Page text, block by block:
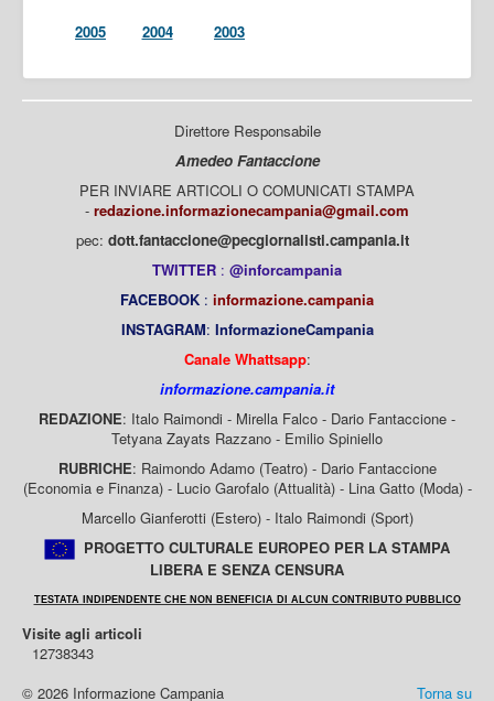
2005 2004 2003
Direttore Responsabile
Amedeo Fantaccione
PER INVIARE ARTICOLI O COMUNICATI STAMPA
- redazione.informazionecampania@gmail.com
pec: dott.fantaccione@pecgiornalisti.campania.it
TWITTER : @inforcampania
FACEBOOK : informazione.campania
INSTAGRAM: InformazioneCampania
Canale Whattsapp:
informazione.campania.it
REDAZIONE: Italo Raimondi - Mirella Falco - Dario Fantaccione -
Tetyana Zayats Razzano - Emilio Spiniello
RUBRICHE: Raimondo Adamo (Teatro) - Dario Fantaccione
(Economia e Finanza) - Lucio Garofalo (Attualità) - Lina Gatto (Moda) -
Marcello Gianferotti (Estero) - Italo Raimondi (Sport)
PROGETTO CULTURALE EUROPEO PER LA STAMPA
LIBERA E SENZA CENSURA
TESTATA INDIPENDENTE CHE NON BENEFICIA DI ALCUN CONTRIBUTO PUBBLICO
Visite agli articoli
12738343
Torna su
© 2026 Informazione Campania